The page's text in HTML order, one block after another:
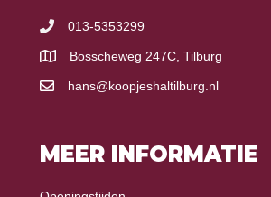
013-5353299
Bosscheweg 247C, Tilburg
hans@koopjeshaltilburg.nl
MEER INFORMATIE